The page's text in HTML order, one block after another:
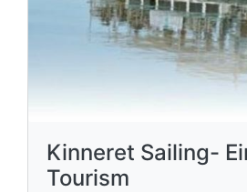
Kinneret Sailing-
Tourism